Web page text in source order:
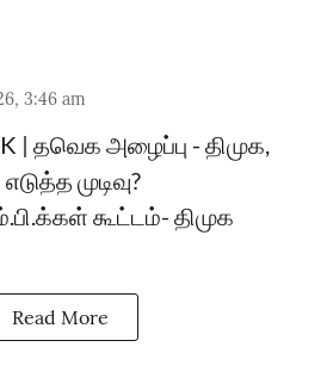
3:46 am
| தவெக அழைப்பு - திமுக,
முடிவு?
கூட்டம்- திமுக
Read More